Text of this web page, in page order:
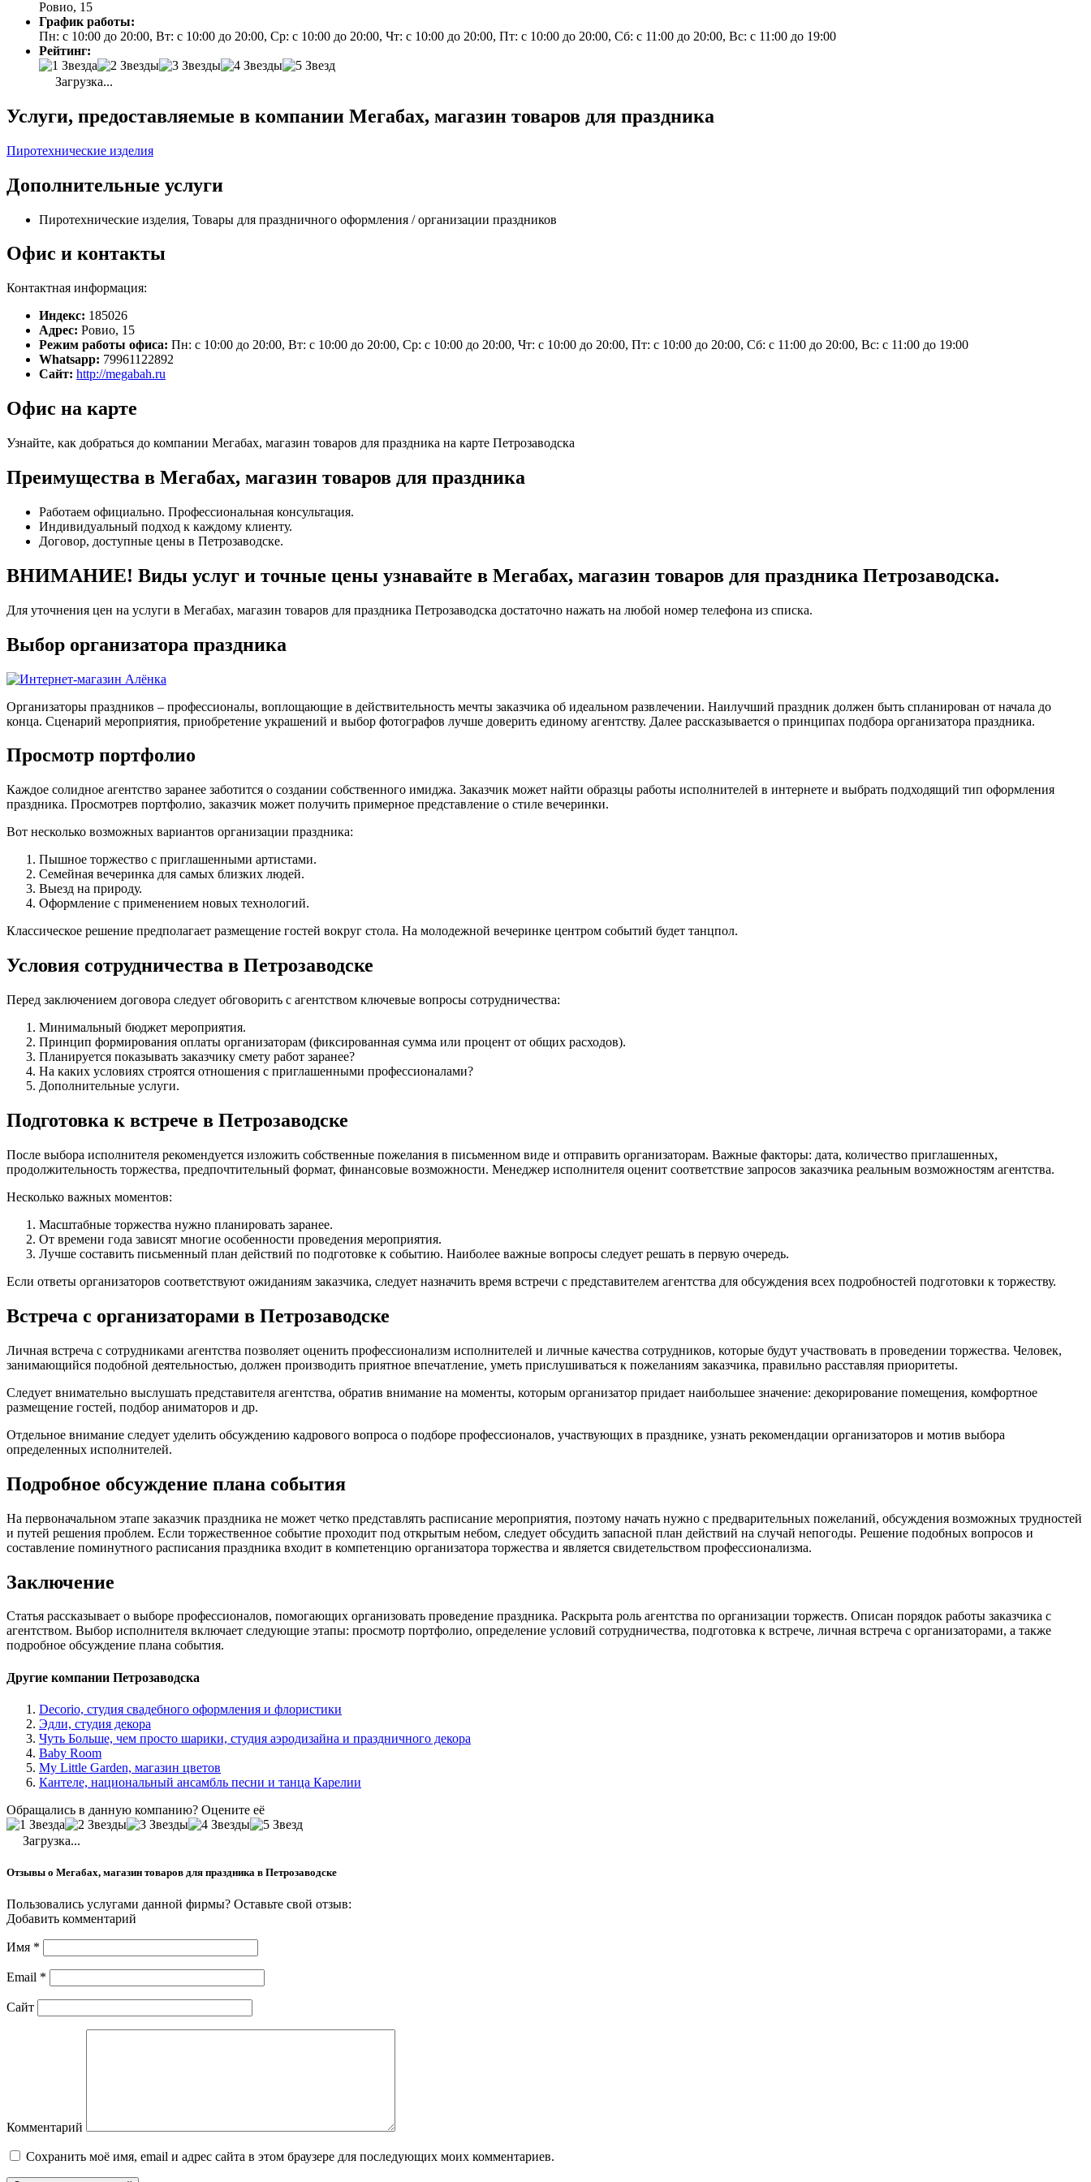
Ровио, 15
График работы:
Пн: с 10:00 до 20:00, Вт: с 10:00 до 20:00, Ср: с 10:00 до 20:00, Чт: с 10:00 до 20:00, Пт: с 10:00 до 20:00, Сб: с 11:00 до 20:00, Вс: с 11:00 до 19:00
Рейтинг:
Загрузка...
Услуги, предоставляемые в компании Мегабах, магазин товаров для праздника
Пиротехнические изделия
Дополнительные услуги
Пиротехнические изделия, Товары для праздничного оформления / организации праздников
Офис и контакты
Контактная информация:
Индекс: 185026
Адрес: Ровио, 15
Режим работы офиса: Пн: с 10:00 до 20:00, Вт: с 10:00 до 20:00, Ср: с 10:00 до 20:00, Чт: с 10:00 до 20:00, Пт: с 10:00 до 20:00, Сб: с 11:00 до 20:00, Вс: с 11:00 до 19:00
Whatsapp: 79961122892
Сайт: http://megabah.ru
Офис на карте
Узнайте, как добраться до компании Мегабах, магазин товаров для праздника на карте Петрозаводска
Преимущества в Мегабах, магазин товаров для праздника
Работаем официально. Профессиональная консультация.
Индивидуальный подход к каждому клиенту.
Договор, доступные цены в Петрозаводске.
ВНИМАНИЕ! Виды услуг и точные цены узнавайте в Мегабах, магазин товаров для праздника Петрозаводска.
Для уточнения цен на услуги в Мегабах, магазин товаров для праздника Петрозаводска достаточно нажать на любой номер телефона из списка.
Выбор организатора праздника
Организаторы праздников – профессионалы, воплощающие в действительность мечты заказчика об идеальном развлечении. Наилучший праздник должен быть спланирован от начала до
конца. Сценарий мероприятия, приобретение украшений и выбор фотографов лучше доверить единому агентству. Далее рассказывается о принципах подбора организатора праздника.
Просмотр портфолио
Каждое солидное агентство заранее заботится о создании собственного имиджа. Заказчик может найти образцы работы исполнителей в интернете и выбрать подходящий тип оформления
праздника. Просмотрев портфолио, заказчик может получить примерное представление о стиле вечеринки.
Вот несколько возможных вариантов организации праздника:
Пышное торжество с приглашенными артистами.
Семейная вечеринка для самых близких людей.
Выезд на природу.
Оформление с применением новых технологий.
Классическое решение предполагает размещение гостей вокруг стола. На молодежной вечеринке центром событий будет танцпол.
Условия сотрудничества в Петрозаводске
Перед заключением договора следует обговорить с агентством ключевые вопросы сотрудничества:
Минимальный бюджет мероприятия.
Принцип формирования оплаты организаторам (фиксированная сумма или процент от общих расходов).
Планируется показывать заказчику смету работ заранее?
На каких условиях строятся отношения с приглашенными профессионалами?
Дополнительные услуги.
Подготовка к встрече в Петрозаводске
После выбора исполнителя рекомендуется изложить собственные пожелания в письменном виде и отправить организаторам. Важные факторы: дата, количество приглашенных,
продолжительность торжества, предпочтительный формат, финансовые возможности. Менеджер исполнителя оценит соответствие запросов заказчика реальным возможностям агентства.
Несколько важных моментов:
Масштабные торжества нужно планировать заранее.
От времени года зависят многие особенности проведения мероприятия.
Лучше составить письменный план действий по подготовке к событию. Наиболее важные вопросы следует решать в первую очередь.
Если ответы организаторов соответствуют ожиданиям заказчика, следует назначить время встречи с представителем агентства для обсуждения всех подробностей подготовки к торжеству.
Встреча с организаторами в Петрозаводске
Личная встреча с сотрудниками агентства позволяет оценить профессионализм исполнителей и личные качества сотрудников, которые будут участвовать в проведении торжества. Человек,
занимающийся подобной деятельностью, должен производить приятное впечатление, уметь прислушиваться к пожеланиям заказчика, правильно расставляя приоритеты.
Следует внимательно выслушать представителя агентства, обратив внимание на моменты, которым организатор придает наибольшее значение: декорирование помещения, комфортное
размещение гостей, подбор аниматоров и др.
Отдельное внимание следует уделить обсуждению кадрового вопроса о подборе профессионалов, участвующих в празднике, узнать рекомендации организаторов и мотив выбора
определенных исполнителей.
Подробное обсуждение плана события
На первоначальном этапе заказчик праздника не может четко представлять расписание мероприятия, поэтому начать нужно с предварительных пожеланий, обсуждения возможных трудностей
и путей решения проблем. Если торжественное событие проходит под открытым небом, следует обсудить запасной план действий на случай непогоды. Решение подобных вопросов и
составление поминутного расписания праздника входит в компетенцию организатора торжества и является свидетельством профессионализма.
Заключение
Статья рассказывает о выборе профессионалов, помогающих организовать проведение праздника. Раскрыта роль агентства по организации торжеств. Описан порядок работы заказчика с
агентством. Выбор исполнителя включает следующие этапы: просмотр портфолио, определение условий сотрудничества, подготовка к встрече, личная встреча с организаторами, а также
подробное обсуждение плана события.
Другие компании Петрозаводска
Decorio, студия свадебного оформления и флористики
Эдли, студия декора
Чуть Больше, чем просто шарики, студия аэродизайна и праздничного декора
Baby Room
My Little Garden, магазин цветов
Кантеле, национальный ансамбль песни и танца Карелии
Обращались в данную компанию? Оцените её
Загрузка...
Отзывы о Мегабах, магазин товаров для праздника в Петрозаводске
Пользовались услугами данной фирмы? Оставьте свой отзыв:
Добавить комментарий
Имя *
Email *
Сайт
Комментарий
Сохранить моё имя, email и адрес сайта в этом браузере для последующих моих комментариев.